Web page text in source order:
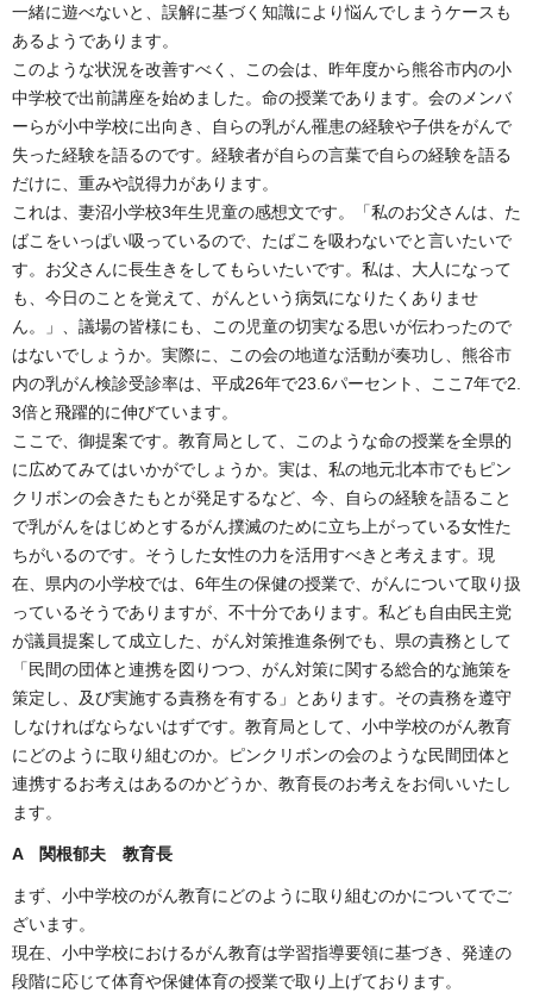
一緒に遊べないと、誤解に基づく知識により悩んでしまうケースも
あるようであります。
このような状況を改善すべく、この会は、昨年度から熊谷市内の小
中学校で出前講座を始めました。命の授業であります。会のメンバ
ーらが小中学校に出向き、自らの乳がん罹患の経験や子供をがんで
失った経験を語るのです。経験者が自らの言葉で自らの経験を語る
だけに、重みや説得力があります。
これは、妻沼小学校3年生児童の感想文です。「私のお父さんは、た
ばこをいっぱい吸っているので、たばこを吸わないでと言いたいで
す。お父さんに長生きをしてもらいたいです。私は、大人になって
も、今日のことを覚えて、がんという病気になりたくありませ
ん。」、議場の皆様にも、この児童の切実なる思いが伝わったので
はないでしょうか。実際に、この会の地道な活動が奏功し、熊谷市
内の乳がん検診受診率は、平成26年で23.6パーセント、ここ7年で2.
3倍と飛躍的に伸びています。
ここで、御提案です。教育局として、このような命の授業を全県的
に広めてみてはいかがでしょうか。実は、私の地元北本市でもピン
クリボンの会きたもとが発足するなど、今、自らの経験を語ること
で乳がんをはじめとするがん撲滅のために立ち上がっている女性た
ちがいるのです。そうした女性の力を活用すべきと考えます。現
在、県内の小学校では、6年生の保健の授業で、がんについて取り扱
っているそうでありますが、不十分であります。私ども自由民主党
が議員提案して成立した、がん対策推進条例でも、県の責務として
「民間の団体と連携を図りつつ、がん対策に関する総合的な施策を
策定し、及び実施する責務を有する」とあります。その責務を遵守
しなければならないはずです。教育局として、小中学校のがん教育
にどのように取り組むのか。ピンクリボンの会のような民間団体と
連携するお考えはあるのかどうか、教育長のお考えをお伺いいたし
ます。
A 関根郁夫 教育長
まず、小中学校のがん教育にどのように取り組むのかについてでご
ざいます。
現在、小中学校におけるがん教育は学習指導要領に基づき、発達の
段階に応じて体育や保健体育の授業で取り上げております。